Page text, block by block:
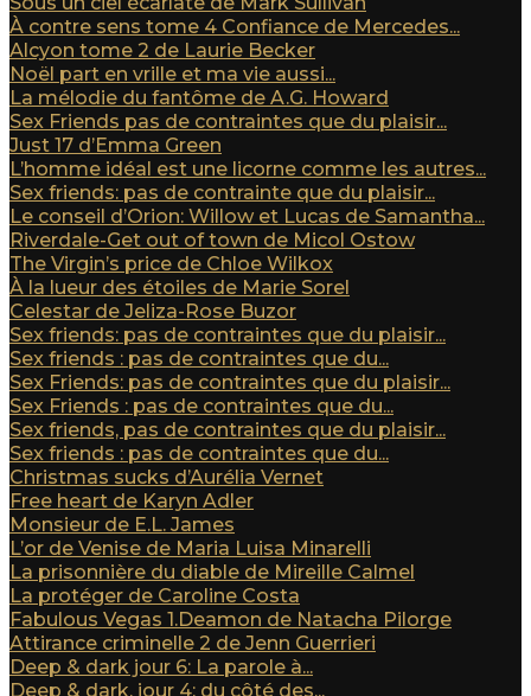
À contre sens tome 4 Confiance de Mercedes...
Alcyon tome 2 de Laurie Becker
Noël part en vrille et ma vie aussi...
La mélodie du fantôme de A.G. Howard
Sex Friends pas de contraintes que du plaisir...
Just 17 d’Emma Green
L’homme idéal est une licorne comme les autres...
Sex friends: pas de contrainte que du plaisir...
Le conseil d’Orion: Willow et Lucas de Samantha...
Riverdale-Get out of town de Micol Ostow
The Virgin’s price de Chloe Wilkox
À la lueur des étoiles de Marie Sorel
Celestar de Jeliza-Rose Buzor
Sex friends: pas de contraintes que du plaisir...
Sex friends : pas de contraintes que du...
Sex Friends: pas de contraintes que du plaisir...
Sex Friends : pas de contraintes que du...
Sex friends, pas de contraintes que du plaisir...
Sex friends : pas de contraintes que du...
Christmas sucks d’Aurélia Vernet
Free heart de Karyn Adler
Monsieur de E.L. James
L’or de Venise de Maria Luisa Minarelli
La prisonnière du diable de Mireille Calmel
La protéger de Caroline Costa
Fabulous Vegas 1.Deamon de Natacha Pilorge
Attirance criminelle 2 de Jenn Guerrieri
Deep & dark jour 6: La parole à...
Deep & dark, jour 4: du côté des...